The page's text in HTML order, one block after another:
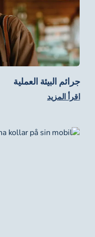
جرائم البيئة العملية
اقرأ المزيد